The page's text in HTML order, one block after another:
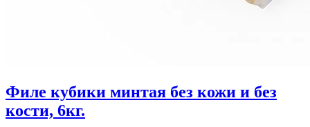
Филе кубики минтая без кожи и без
кости, 6кг.